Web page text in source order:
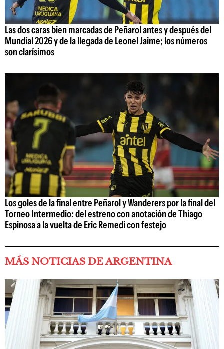
Las dos caras bien marcadas de Peñarol antes y después del
Mundial 2026 y de la llegada de Leonel Jaime; los números
son clarísimos
Los goles de la final entre Peñarol y Wanderers por la final del
Torneo Intermedio: del estreno con anotación de Thiago
Espinosa a la vuelta de Eric Remedi con festejo
MÁS NOTICIAS DE ARGENTINA